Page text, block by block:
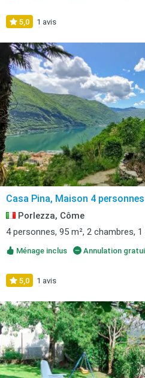
5,0 1 avis
Casa Pina, Maison 4
Porlezza, Côme
4 personnes, 95 m², 2 chambres,
Ménage inclus Annulation
5,0 1 avis